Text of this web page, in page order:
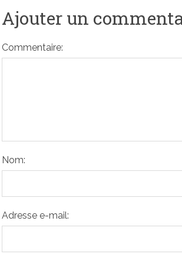
Ajouter un
Commentaire:
Nom:
Adresse e-mail: